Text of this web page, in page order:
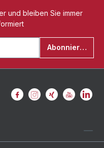
und bleiben Sie immer
Abonnieren